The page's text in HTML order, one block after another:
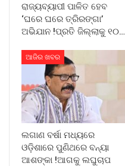
ରାଜ୍ୟବ୍ୟାପୀ ପାଳିତ ହେବ
‘ଘରେ ଘରେ ତ୍ରିରଙ୍ଗା’
ଅଭିଯାନ !ପ୍ରତି ଜିଲ୍ଲାକୁ ୧୦…
ଆଜିର ଖବର
ଲଗାଣ ବର୍ଷା ମଧ୍ୟରେ
ଓଡ଼ିଶାରେ ପୁଣିଥରେ ବନ୍ୟା
ଆଶଙ୍କା !ଆଗକୁ ଲଘୁଚାପ